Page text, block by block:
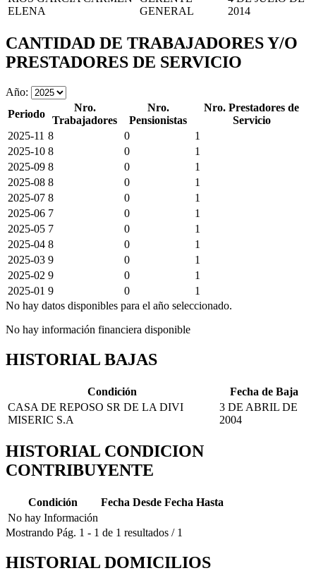
ELENA
GENERAL
2014
CANTIDAD DE TRABAJADORES Y/O
PRESTADORES DE SERVICIO
Año:
Periodo
Nro.
Trabajadores
Nro.
Pensionistas
Nro. Prestadores de
Servicio
2025-11 8 0
1
2025-10 8 0
1
2025-09 8 0
1
2025-08 8 0
1
2025-07 8 0
1
2025-06 7 0
1
2025-05 7 0
1
2025-04 8 0
1
2025-03 9 0
1
2025-02 9 0
1
2025-01 9 0
1
No hay datos disponibles para el año seleccionado.
No hay información financiera disponible
HISTORIAL BAJAS
Condición
Fecha de Baja
CASA DE REPOSO SR DE LA DIVI
MISERIC S.A
3 DE ABRIL DE
2004
HISTORIAL CONDICION
CONTRIBUYENTE
Condición Fecha Desde Fecha Hasta
No hay Información
Mostrando Pág. 1 - 1 de 1 resultados / 1
HISTORIAL DOMICILIOS